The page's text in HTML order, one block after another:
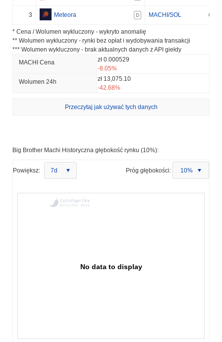
3 Meteora D MACHI/SOL
* Cena / Wolumen wykluczony - wykryto anomalię
** Wolumen wykluczony - rynki bez opłat i wydobywania transakcji
*** Wolumen wykluczony - brak aktualnych danych z API giełdy
MACHI Cena
zł 0.000529
-8.05%
Wolumen 24h
zł 13,075.10
-42.68%
Przeczytaj jak używać tych danych
Big Brother Machi Historyczna głębokość rynku (10%):
Powiększ: 7d Próg głębokości: 10%
No data to display